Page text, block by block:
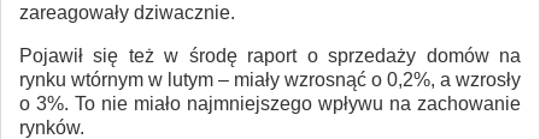
zareagowały dziwacznie.
Pojawił się też w środę raport o sprzedaży domów na
rynku wtórnym w lutym – miały wzrosnąć o 0,2%, a wzrosły
o 3%. To nie miało najmniejszego wpływu na zachowanie
rynków.